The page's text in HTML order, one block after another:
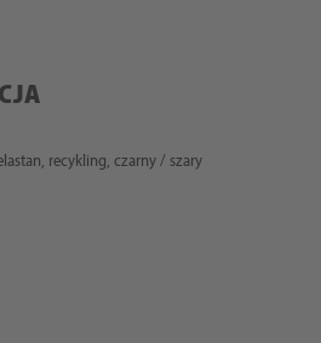
recykling, czarny / szary